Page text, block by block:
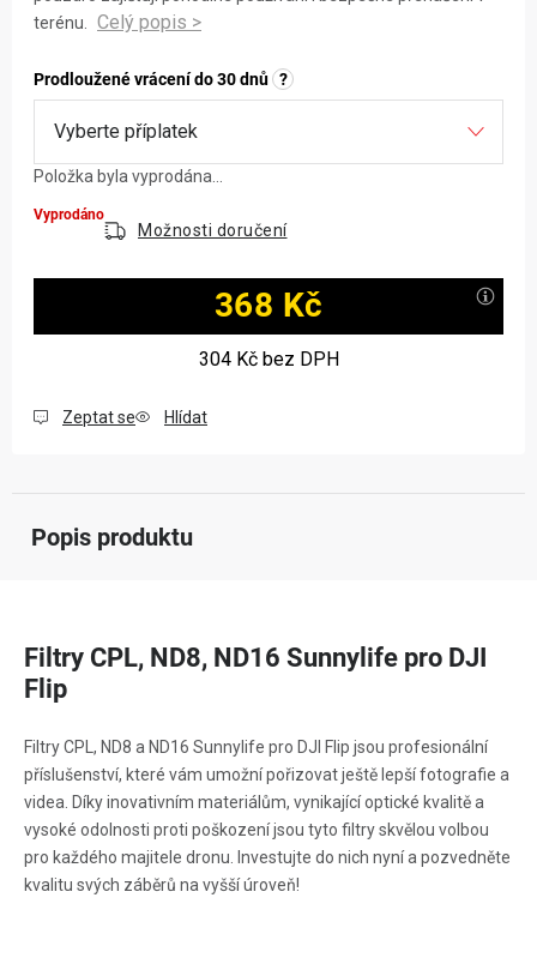
terénu.
Prodloužené vrácení do 30 dnů ?
Položka byla vyprodána…
Vyprodáno
Možnosti doručení
368 Kč
304 Kčbez DPH
Zeptat se Hlídat
Popis produktu
Filtry CPL, ND8, ND16 Sunnylife pro DJI
Flip
Filtry CPL, ND8 a ND16 Sunnylife pro DJI Flip jsou profesionální
příslušenství, které vám umožní pořizovat ještě lepší fotografie a
videa. Díky inovativním materiálům, vynikající optické kvalitě a
vysoké odolnosti proti poškození jsou tyto filtry skvělou volbou
pro každého majitele dronu. Investujte do nich nyní a pozvedněte
kvalitu svých záběrů na vyšší úroveň!